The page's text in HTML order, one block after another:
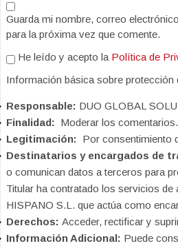
Guarda mi nombre, correo
para la próxima vez que comente.
He leído y acepto la Política de
Información básica sobre protección
Responsable: DUO GLOBAL
Finalidad: Moderar los comentarios.
Legitimación: Por consentimiento
Destinatarios y encargados de
o comunican datos a terceros para
Titular ha contratado los servicios de
HISPANO S.L. que actúa como
Derechos: Acceder, rectificar y
Información Adicional: Puede